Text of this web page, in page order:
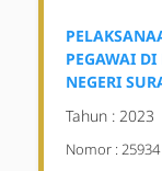
PEGAWAI
NEGERI
Tahun : 2023
Nomor : 25934